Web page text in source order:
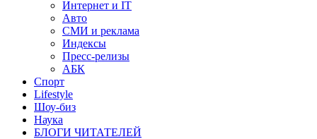
Интернет и IT
Авто
СМИ и реклама
Индексы
Пресс-релизы
АБК
Спорт
Lifestyle
Шоу-биз
Наука
БЛОГИ ЧИТАТЕЛЕЙ